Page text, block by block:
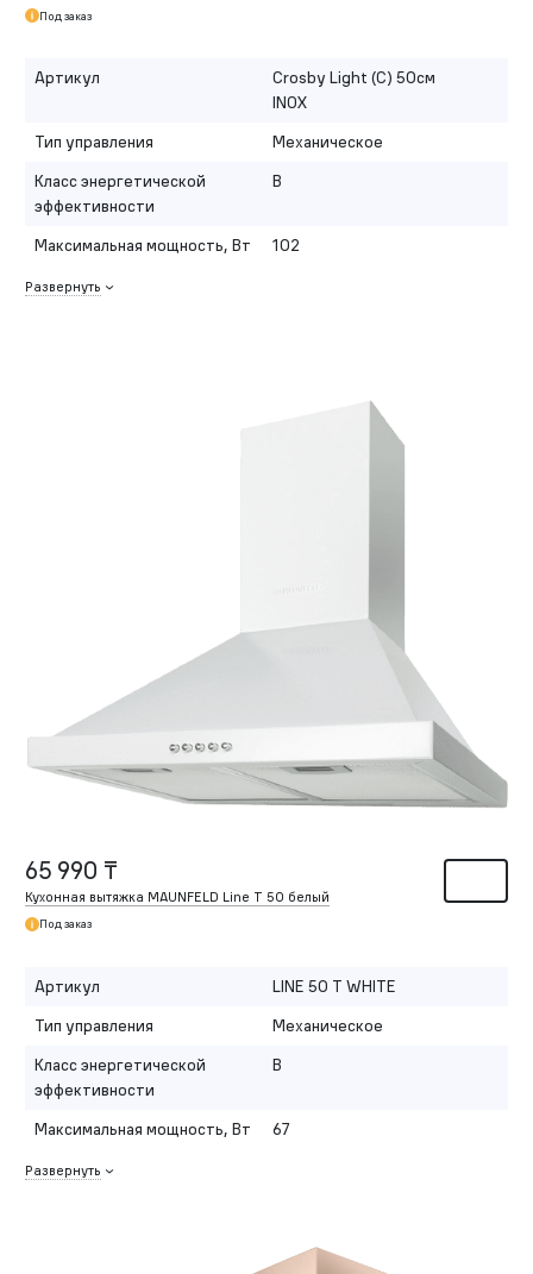
Под заказ
Артикул
Crosby Light (C) 50см
INOX
Тип управления
Механическое
Класс энергетической
эффективности
B
Максимальная мощность, Вт 102
Развернуть
65 990 ₸
Кухонная вытяжка MAUNFELD Line T 50 белый
Под заказ
Артикул
LINE 50 T WHITE
Тип управления
Механическое
Класс энергетической
эффективности
B
Максимальная мощность, Вт 67
Развернуть